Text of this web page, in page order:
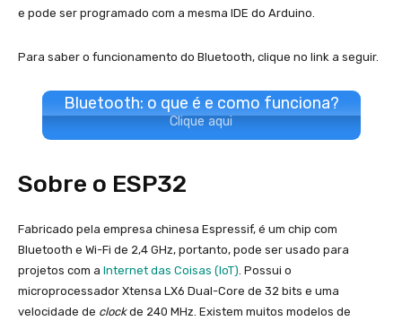
e pode ser programado com a mesma IDE do Arduino.
Para saber o funcionamento do Bluetooth, clique no link a seguir.
Bluetooth: o que é e como funciona?
Clique aqui
Sobre o ESP32
Fabricado pela empresa chinesa Espressif, é um chip com
Bluetooth e Wi-Fi de 2,4 GHz, portanto, pode ser usado para
projetos com a Internet das Coisas (IoT) . Possui o
microprocessador Xtensa LX6 Dual-Core de 32 bits e uma
velocidade de clockde 240 MHz. Existem muitos modelos de